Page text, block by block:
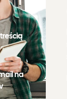
na